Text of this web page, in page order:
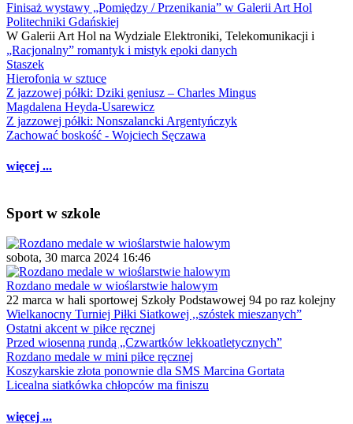
Finisaż wystawy „Pomiędzy / Przenikania” w Galerii Art Hol
Politechniki Gdańskiej
W Galerii Art Hol na Wydziale Elektroniki, Telekomunikacji i
„Racjonalny” romantyk i mistyk epoki danych
Staszek
Hierofonia w sztuce
Z jazzowej półki: Dziki geniusz – Charles Mingus
Magdalena Heyda-Usarewicz
Z jazzowej półki: Nonszalancki Argentyńczyk
Zachować boskość - Wojciech Sęczawa
więcej ...
Sport w szkole
sobota, 30 marca 2024 16:46
Rozdano medale w wioślarstwie halowym
22 marca w hali sportowej Szkoły Podstawowej 94 po raz kolejny
Wielkanocny Turniej Piłki Siatkowej ,,szóstek mieszanych”
Ostatni akcent w piłce ręcznej
Przed wiosenną rundą „Czwartków lekkoatletycznych”
Rozdano medale w mini piłce ręcznej
Koszykarskie złota ponownie dla SMS Marcina Gortata
Licealna siatkówka chłopców ma finiszu
więcej ...